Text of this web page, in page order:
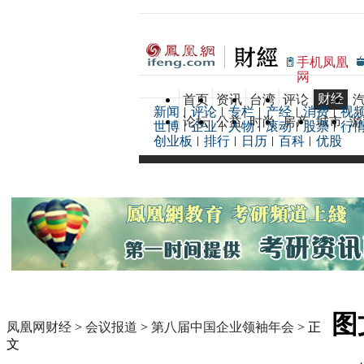
手机凤凰
网
首页 资讯 台湾 评论 财经
论坛 公益 时尚 房产 城市
新闻 评论 专栏 产经 消费
视
世博
企业 人物 滚动 股票
行
创业板
排行 日历 百科 优股
凤凰网财经 > 会议报道 > 第八届中国企业领袖年会 > 正
文